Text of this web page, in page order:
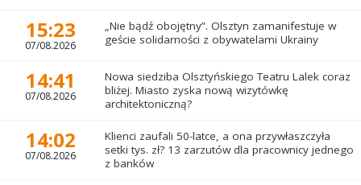
15:23
07/08.2026
„Nie bądź obojętny”. Olsztyn zamanifestuje w
geście solidarności z obywatelami Ukrainy
14:41
07/08.2026
Nowa siedziba Olsztyńskiego Teatru Lalek coraz
bliżej. Miasto zyska nową wizytówkę
architektoniczną?
14:02
07/08.2026
Klienci zaufali 50-latce, a ona przywłaszczyła
setki tys. zł? 13 zarzutów dla pracownicy jednego
z banków